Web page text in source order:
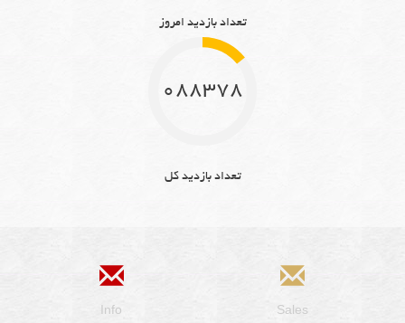
تعداد بازدید امروز
10883781
تعداد بازدید کل
Info Sales